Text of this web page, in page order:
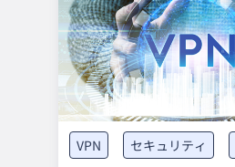
VPN セキュリティ